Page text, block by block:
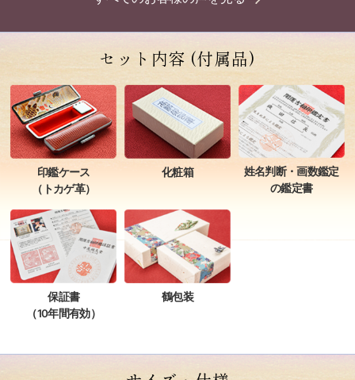
セット内容 (付属品)
印鑑ケース
（トカゲ革）
化粧箱
姓名判断・画数鑑定
の鑑定書
保証書
（10年間有効）
鶴包装